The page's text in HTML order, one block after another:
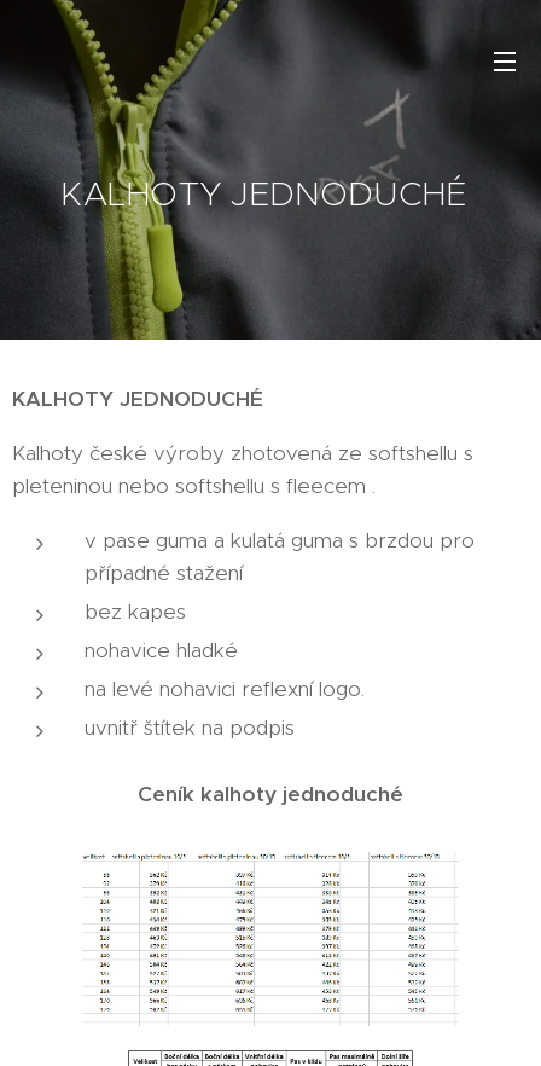
KALHOTY JEDNODUCHÉ
KALHOTY JEDNODUCHÉ
Kalhoty české výroby zhotovená ze softshellu s
pleteninou nebo softshellu s fleecem .
v pase guma a kulatá guma s brzdou pro
případné stažení
bez kapes
nohavice hladké
na levé nohavici reflexní logo.
uvnitř štítek na podpis
Ceník kalhoty jednoduché